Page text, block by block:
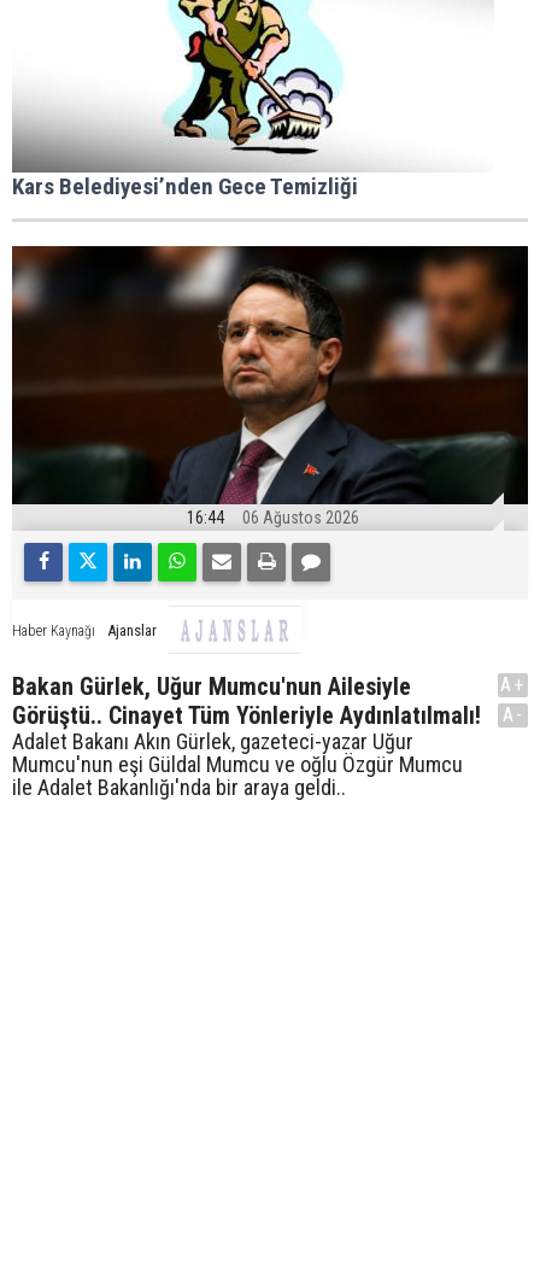
Kars Belediyesi’nden Gece Temizliği
16:44 06 Ağustos 2026
Haber Kaynağı Ajanslar
Bakan Gürlek, Uğur Mumcu'nun Ailesiyle
Görüştü.. Cinayet Tüm Yönleriyle Aydınlatılmalı!
Adalet Bakanı Akın Gürlek, gazeteci-yazar Uğur
Mumcu'nun eşi Güldal Mumcu ve oğlu Özgür Mumcu
ile Adalet Bakanlığı'nda bir araya geldi..
A+
A-